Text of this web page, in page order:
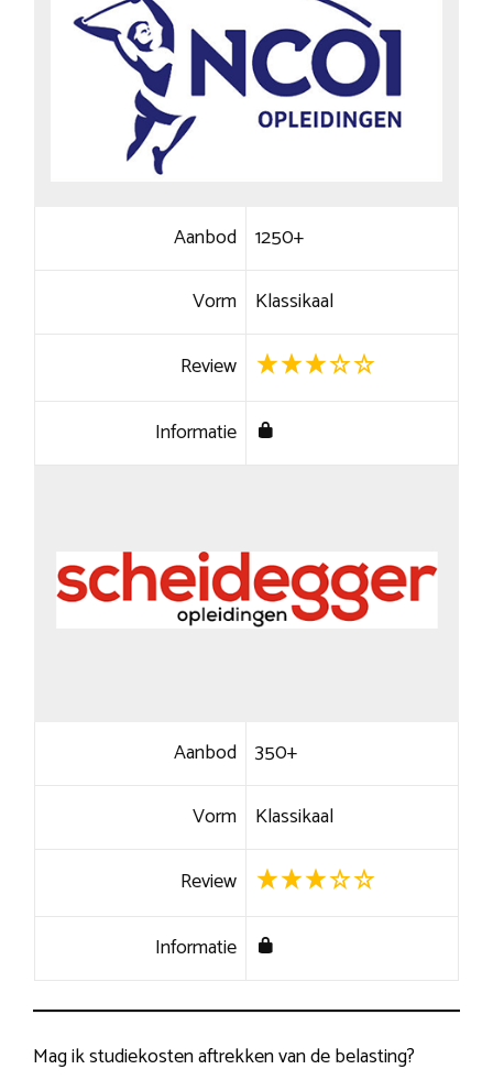
Aanbod 1250+
Vorm Klassikaal
Review
Informatie
Aanbod 350+
Vorm Klassikaal
Review
Informatie
Mag ik studiekosten aftrekken van de belasting?